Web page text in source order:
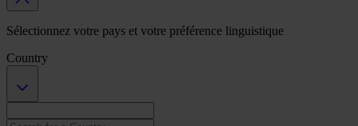
Sélectionnez votre pays et votre préférence linguistique
Country